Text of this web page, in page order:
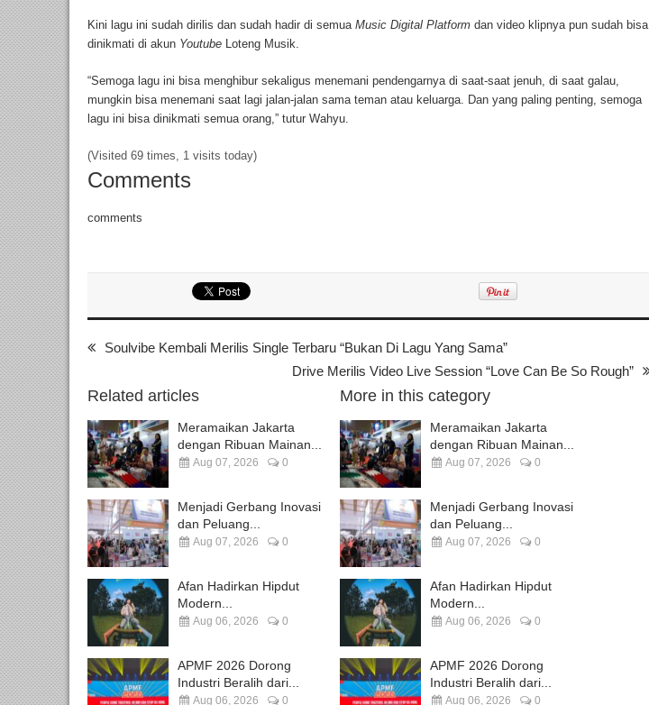
Kini lagu ini sudah dirilis dan sudah hadir di semua Music Digital Platform dan video klipnya pun sudah bisa
dinikmati di akun Youtube Loteng Musik.
“Semoga lagu ini bisa menghibur sekaligus menemani pendengarnya di saat-saat jenuh, di saat galau,
mungkin bisa menemani saat lagi jalan-jalan sama teman atau keluarga. Dan yang paling penting, semoga
lagu ini bisa dinikmati semua orang,” tutur Wahyu.
(Visited 69 times, 1 visits today)
Comments
comments
Soulvibe Kembali Merilis Single Terbaru “Bukan Di Lagu Yang Sama”
Drive Merilis Video Live Session “Love Can Be So Rough”
Related articles
Meramaikan Jakarta
dengan Ribuan Mainan...
Aug 07, 2026 0
Menjadi Gerbang Inovasi
dan Peluang...
Aug 07, 2026 0
Afan Hadirkan Hipdut
Modern...
Aug 06, 2026 0
APMF 2026 Dorong
Industri Beralih dari...
Aug 06, 2026 0
More in this category
Meramaikan Jakarta
dengan Ribuan Mainan...
Aug 07, 2026 0
Menjadi Gerbang Inovasi
dan Peluang...
Aug 07, 2026 0
Afan Hadirkan Hipdut
Modern...
Aug 06, 2026 0
APMF 2026 Dorong
Industri Beralih dari...
Aug 06, 2026 0